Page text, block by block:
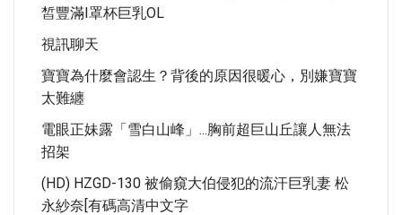
皙豐滿I罩杯巨乳OL
視訊聊天
寶寶為什麼會認生？背後的原因很暖心，別嫌寶寶
太難纏
電眼正妹露「雪白山峰」...胸前超巨山丘讓人無法
招架
(HD) HZGD-130 被偷窺大伯侵犯的流汗巨乳妻 松
永紗奈[有碼高清中文字